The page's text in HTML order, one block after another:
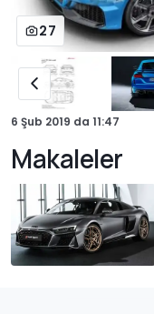
27
6 Şub 2019 da 11:47
Makaleler